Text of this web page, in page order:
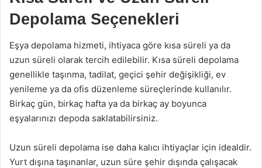
Depolama Seçenekleri
Eşya depolama hizmeti, ihtiyaca göre kısa süreli ya da
uzun süreli olarak tercih edilebilir. Kısa süreli depolama
genellikle taşınma, tadilat, geçici şehir değişikliği, ev
yenileme ya da ofis düzenleme süreçlerinde kullanılır.
Birkaç gün, birkaç hafta ya da birkaç ay boyunca
eşyalarınızı depoda saklatabilirsiniz.
Uzun süreli depolama ise daha kalıcı ihtiyaçlar için idealdir.
Yurt dışına taşınanlar, uzun süre şehir dışında çalışacak